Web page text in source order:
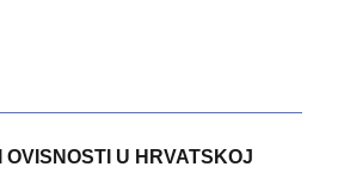
OVISNOSTI U HRVATSKOJ